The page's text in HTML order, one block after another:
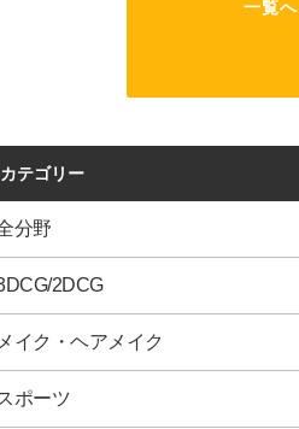
一覧へ
カテゴリー
分野
2DCG
イク・ヘアメイク
ポーツ